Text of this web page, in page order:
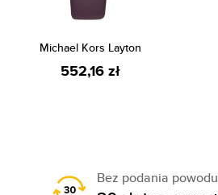
Michael Kors Layton
552,16 zł
Bez podania powodu